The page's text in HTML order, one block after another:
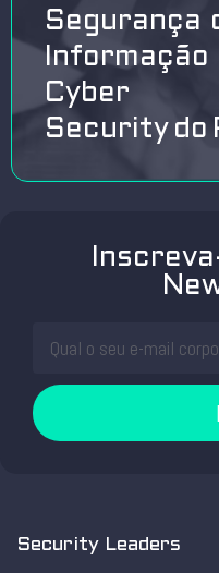
Segurança
Informação
Cyber
Security do
Security Leaders